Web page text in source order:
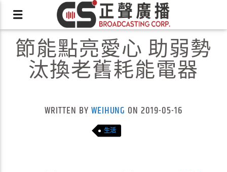
X
節能點亮愛心 助弱勢
汰換老舊耗能電器
WRITTEN BY WEIHUNG ON 2019-05-16
生活